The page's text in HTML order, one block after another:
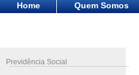
Home Quem Somos
Previdência Social